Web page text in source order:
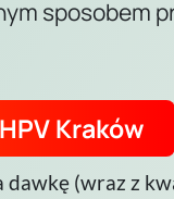
sposobem
Kraków
dawkę (wraz z